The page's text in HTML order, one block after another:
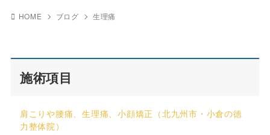
HOME ブログ 生理痛
施術項目
肩こりや腰痛、生理痛、小顔矯正（北九州市・小倉の徳
力整体院）